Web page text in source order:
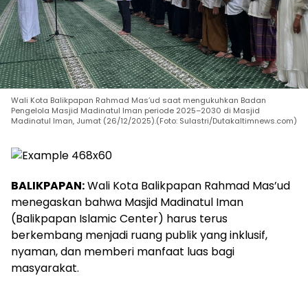
Wali Kota Balikpapan Rahmad Mas’ud saat mengukuhkan Badan
Pengelola Masjid Madinatul Iman periode 2025–2030 di Masjid
Madinatul Iman, Jumat (26/12/2025).(Foto: Sulastri/Dutakaltimnews.com)
BALIKPAPAN:Wali Kota Balikpapan Rahmad Mas’ud
menegaskan bahwa Masjid Madinatul Iman
(Balikpapan Islamic Center) harus terus
berkembang menjadi ruang publik yang inklusif,
nyaman, dan memberi manfaat luas bagi
masyarakat.